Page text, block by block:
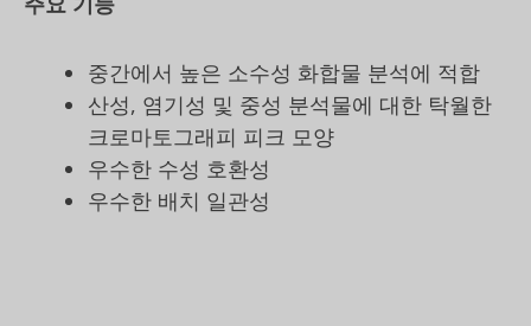
중간에서 높은 소수성 화합물 분석에 적합
산성, 염기성 및 중성 분석물에 대한 탁월한
크로마토그래피 피크 모양
우수한 수성 호환성
우수한 배치 일관성